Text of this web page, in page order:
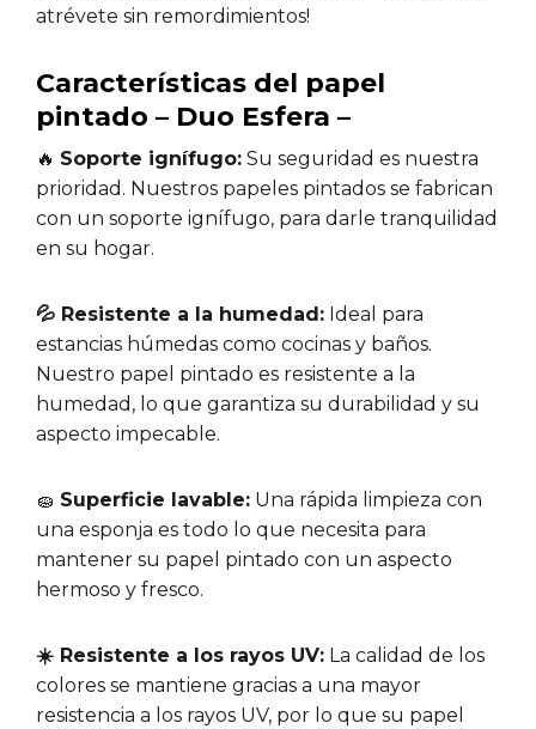
atrévete sin remordimientos!
Características del papel
pintado – Duo Esfera –
🔥 Soporte ignífugo: Su seguridad es nuestra
prioridad. Nuestros papeles pintados se fabrican
con un soporte ignífugo, para darle tranquilidad
en su hogar.
💦 Resistente a la humedad: Ideal para
estancias húmedas como cocinas y baños.
Nuestro papel pintado es resistente a la
humedad, lo que garantiza su durabilidad y su
aspecto impecable.
🧽 Superficie lavable: Una rápida limpieza con
una esponja es todo lo que necesita para
mantener su papel pintado con un aspecto
hermoso y fresco.
☀️ Resistente a los rayos UV: La calidad de los
colores se mantiene gracias a una mayor
resistencia a los rayos UV, por lo que su papel